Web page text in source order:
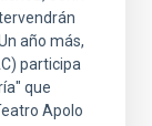
año más,
participa
que
Apolo